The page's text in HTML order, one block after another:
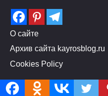
О сайте
Архив сайта kayrosblog.ru
Cookies Policy